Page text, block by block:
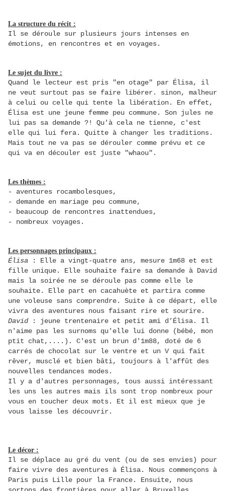
La structure du récit :
Il se déroule sur plusieurs jours intenses en
émotions, en rencontres et en voyages.
Le sujet du livre :
Quand le lecteur est pris "en otage" par Élisa, il
ne veut surtout pas se faire libérer. sinon, malheur
à celui ou celle qui tente la libération. En effet,
Élisa est une jeune femme peu commune. Son jules ne
lui pas sa demande ?! Qu'à cela ne tienne, c'est
elle qui lui fera. Quitte à changer les traditions.
Mais tout ne va pas se dérouler comme prévu et ce
qui va en découler est juste "whaou".
Les thèmes :
- aventures rocambolesques,
- demande en mariage peu commune,
- beaucoup de rencontres inattendues,
- nombreux voyages.
Les personnages principaux :
Élisa
: Elle a vingt-quatre ans, mesure 1m68 et est
fille unique. Elle souhaite faire sa demande à David
mais la soirée ne se déroule pas comme elle le
souhaite. Elle part en cacahuète et partira comme
une voleuse sans comprendre. Suite à ce départ, elle
vivra des aventures nous faisant rire et sourire.
David
: jeune trentenaire et petit ami d’Élisa. Il
n'aime pas les surnoms qu'elle lui donne (bébé, mon
ptit chat,....). C'est un brun d'1m88, doté de 6
carrés de chocolat sur le ventre et un V qui fait
rêver, musclé et bien bâti, toujours à l'affût des
nouvelles tendances modes.
Il y a d'autres personnages, tous aussi intéressant
les uns les autres mais ils sont trop nombreux pour
vous en toucher deux mots. Et il est mieux que je
vous laisse les découvrir.
Le décor :
Il se déplace au gré du vent (ou de ses envies) pour
faire vivre des aventures à Élisa. Nous commençons à
Paris puis Lille pour la France. Ensuite, nous